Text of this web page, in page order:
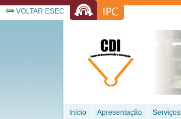
VOLTAR ESEC
Início Apresentação Serviços